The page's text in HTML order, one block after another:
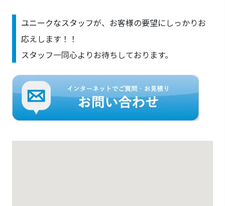
ユニークなスタッフが、お客様の要望にしっかりお
応えします！！
スタッフ一同心よりお待ちしております。